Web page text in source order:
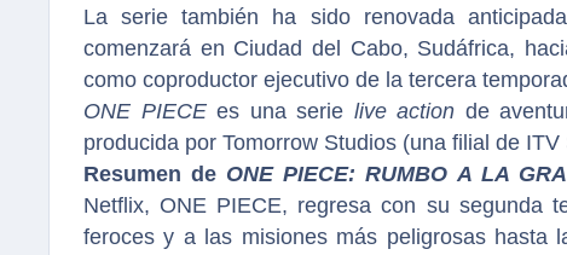
La serie también ha sido renovada
comenzará en Ciudad del Cabo, Sudáfrica,
como coproductor ejecutivo de la tercera
ONE PIECEes una serie live action de
producida por Tomorrow Studios (una filial de
Resumen de ONE PIECE: RUMBO A LA
Netflix, ONE PIECE, regresa con su segunda
feroces y a las misiones más peligrosas hasta